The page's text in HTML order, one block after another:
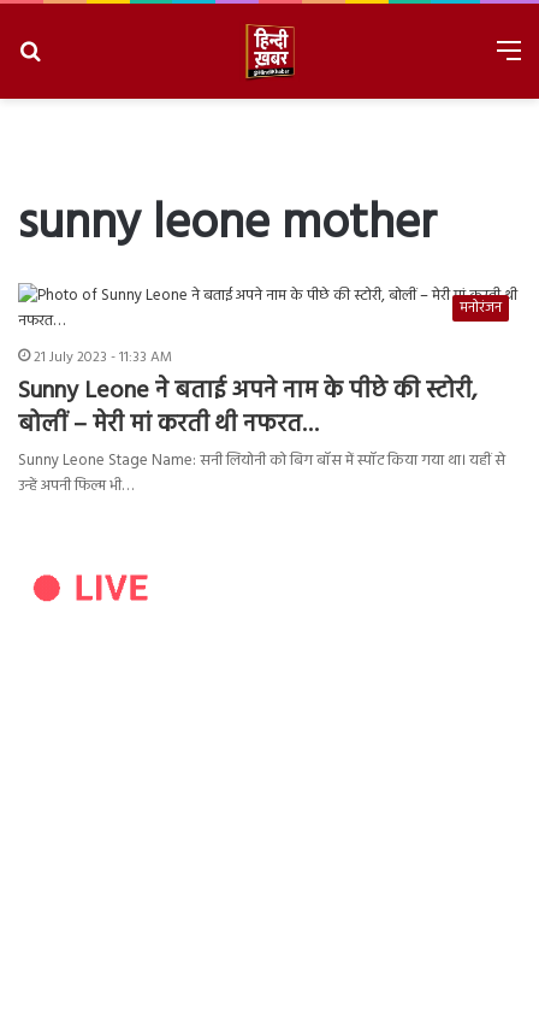
sunny leone mother
मनोरंजन
21 July 2023 - 11:33 AM
Sunny Leone ने बताई अपने नाम के पीछे की स्टोरी,
बोलीं – मेरी मां करती थी नफरत…
Sunny Leone Stage Name: सनी लियोनी को बिग बॉस में स्पॉट किया गया था। यहीं से
उन्हें अपनी फिल्म भी…